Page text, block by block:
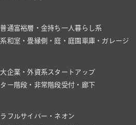
通富裕層・金持ち 一人暮らし系
和室・畳縁側・庭・庭園 車庫・ガレージ
大企業・外資系スタートアップ
ー 階段・非常階段受付・廊下
フルサイバー・ネオン